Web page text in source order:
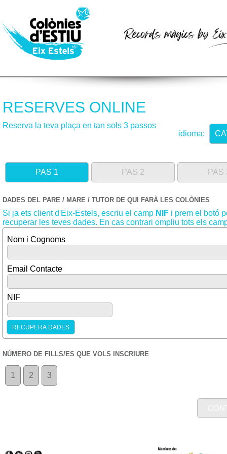
RESERVES ONLINE
Reserva la teva plaça en tan sols 3 passos
idioma:
PAS 1 PAS 2 PAS
DADES DEL PARE / MARE / TUTOR DE QUI FARÀ LES COLÒNIES
Si ja ets client d'Eix-Estels, escriu el camp NIF i prem el botó
recuperar les teves dades. En cas contrari ompliu tots els
Nom i Cognoms
Email Contacte
NIF
NÚMERO DE FILLS/ES QUE VOLS INSCRIURE
1 2 3